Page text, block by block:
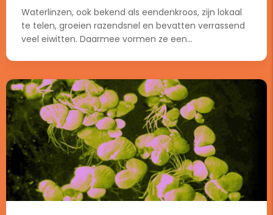
Waterlinzen, ook bekend als eendenkroos, zijn lokaal
te telen, groeien razendsnel en bevatten verrassend
veel eiwitten. Daarmee vormen ze een...